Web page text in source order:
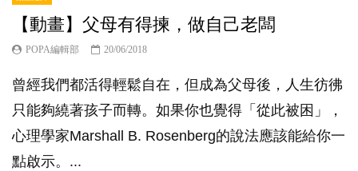
【動畫】父母有得揀，做自己老闆
POPA編輯部 20/06/2018
曾經我們都活得輕鬆自在，但成為父母後，人生彷彿
只能夠繞著孩子而轉。如果你也覺得「從此被困」，
心理學家Marshall B. Rosenberg的說法應該能給你一
點啟示。...